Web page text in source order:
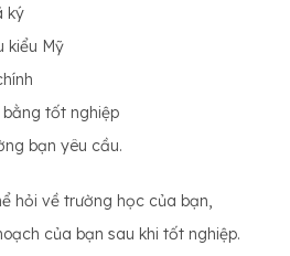
ký
kiểu Mỹ
tốt nghiệp
bạn yêu cầu.
hỏi về trường học của bạn,
của bạn sau khi tốt nghiệp.